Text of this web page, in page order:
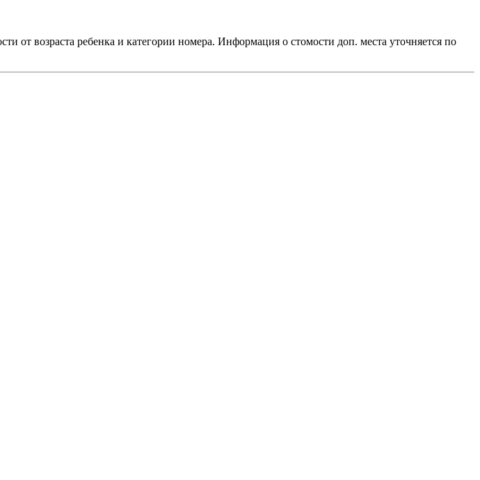
от возраста ребенка и категории номера. Информация о стомости доп. места уточняется по